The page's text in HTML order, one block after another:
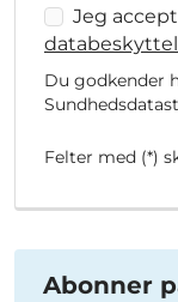
Jeg
Du godkender
Felter med (*)
Abonner